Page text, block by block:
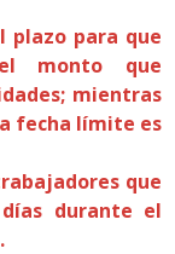
plazo para que
monto que
mientras
fecha límite es
que
durante el